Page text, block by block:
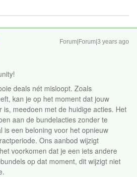
Forum|Forum|3 years ago
deals nét misloopt. Zoals
kan je op het moment dat jouw
is, meedoen met de huidige acties. Het
aan de bundelacties zonder te
is een beloning voor het opnieuw
Ons aanbod wijzigt
voorkomen dat je een iets andere
op dat moment, dit wijzigt niet